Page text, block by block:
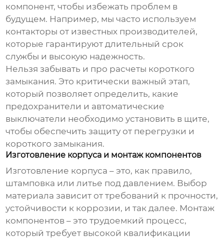
компонент, чтобы избежать проблем в
будущем. Например, мы часто используем
контакторы от известных производителей,
которые гарантируют длительный срок
службы и высокую надежность.
Нельзя забывать и про расчеты короткого
замыкания. Это критически важный этап,
который позволяет определить, какие
предохранители и автоматические
выключатели необходимо установить в щите,
чтобы обеспечить защиту от перегрузки и
короткого замыкания.
Изготовление корпуса и монтаж компонентов
Изготовление корпуса – это, как правило,
штамповка или литье под давлением. Выбор
материала зависит от требований к прочности,
устойчивости к коррозии, и так далее. Монтаж
компонентов – это трудоемкий процесс,
который требует высокой квалификации